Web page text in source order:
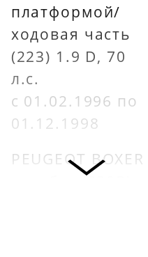
платформой/
ходовая часть
(223) 1.9 D, 70
л.с.
с 01.02.1996 по
01.12.1998
PEUGEOT BOXER
автобус (230P)